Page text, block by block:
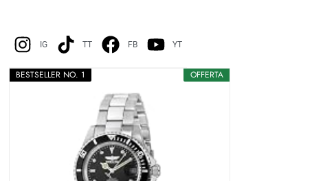
IG TT FB YT
OFFERTA
BESTSELLER NO. 1